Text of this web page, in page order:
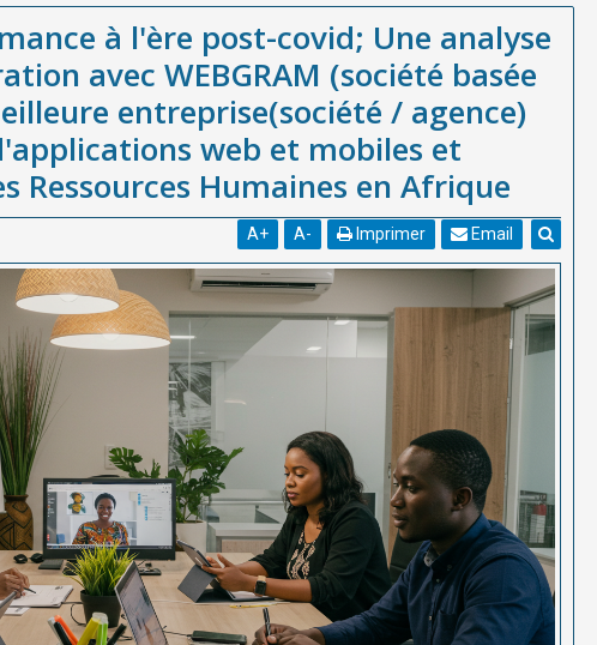
analyse conduite en collaboration avec WEBGRAM (société basée à
agence) de développement d'applications web et mobiles et d'outil de
à l'ère post-covid; Une analyse
avec WEBGRAM (société basée
entreprise(société / agence)
web et mobiles et
Ressources Humaines en Afrique
A+ A- Imprimer Email